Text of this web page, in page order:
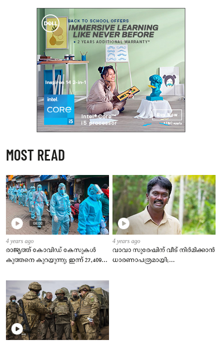
MOST READ
4 years ago
രാജ്യത്ത് കോവിഡ് കേസുകള്‍
കുത്തനെ കുറയുന്നു; ഇന്ന് 27,409
4 years ago
വാവാ സുരേഷിന് വീട് നിര്‍മിക്കാന്‍
ധാരണാപത്രമായി;